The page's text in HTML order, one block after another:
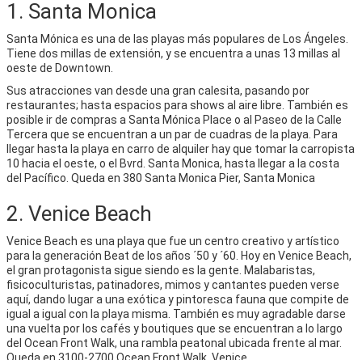
1. Santa Monica
Santa Mónica es una de las playas más populares de Los Ángeles.
Tiene dos millas de extensión, y se encuentra a unas 13 millas al
oeste de Downtown.
Sus atracciones van desde una gran calesita, pasando por
restaurantes; hasta espacios para shows al aire libre. También es
posible ir de compras a Santa Mónica Place o al Paseo de la Calle
Tercera que se encuentran a un par de cuadras de la playa. Para
llegar hasta la playa en carro de alquiler hay que tomar la carropista
10 hacia el oeste, o el Bvrd. Santa Monica, hasta llegar a la costa
del Pacífico. Queda en 380 Santa Monica Pier, Santa Monica
2. Venice Beach
Venice Beach es una playa que fue un centro creativo y artístico
para la generación Beat de los años ´50 y ´60. Hoy en Venice Beach,
el gran protagonista sigue siendo es la gente. Malabaristas,
fisicoculturistas, patinadores, mimos y cantantes pueden verse
aquí, dando lugar a una exótica y pintoresca fauna que compite de
igual a igual con la playa misma. También es muy agradable darse
una vuelta por los cafés y boutiques que se encuentran a lo largo
del Ocean Front Walk, una rambla peatonal ubicada frente al mar.